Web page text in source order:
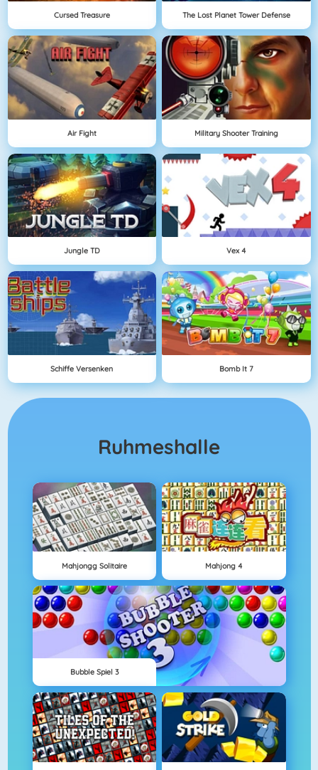
Cursed Treasure The Lost Planet Tower Defense
Air Fight Military Shooter Training
Jungle TD Vex 4
Schiffe Versenken Bomb It 7
Ruhmeshalle
Mahjongg Solitaire Mahjong 4
Bubble Spiel 3